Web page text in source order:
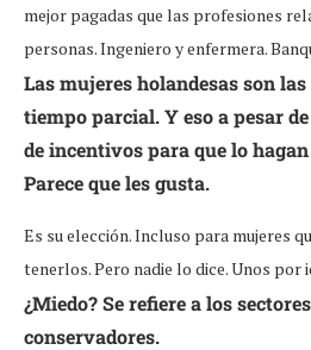
mejor pagadas que las profesiones
personas. Ingeniero y enfermera.
Las mujeres holandesas son
tiempo parcial. Y eso a pesar
de incentivos para que lo
Parece que les gusta.
Es su elección. Incluso para mujeres
tenerlos. Pero nadie lo dice. Unos
¿Miedo? Se refiere a los
conservadores.